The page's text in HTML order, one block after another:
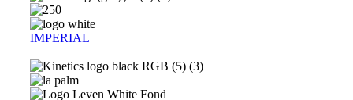
IMPERIAL